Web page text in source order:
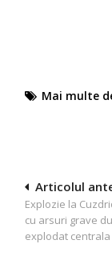
Mai multe
Navigare
în
articole
Articolul
Explozie la
cu arsuri grave
explodat